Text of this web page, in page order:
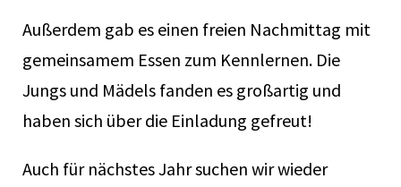
Außerdem gab es einen freien Nachmittag mit
gemeinsamem Essen zum Kennlernen. Die
Jungs und Mädels fanden es großartig und
haben sich über die Einladung gefreut!
Auch für nächstes Jahr suchen wir wieder